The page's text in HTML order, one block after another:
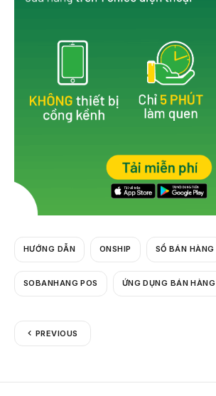
HƯỚNG DẪN ONSHIP SỔ BÁN HÀNG
SOBANHANG POS ỨNG DỤNG BÁN HÀNG
PREVIOUS